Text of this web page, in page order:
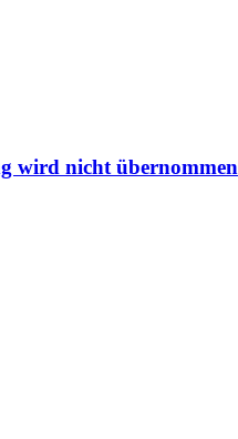
wird nicht übernommen